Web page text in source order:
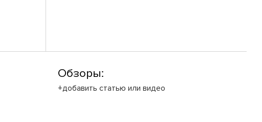
Обзоры:
+добавить статью или видео